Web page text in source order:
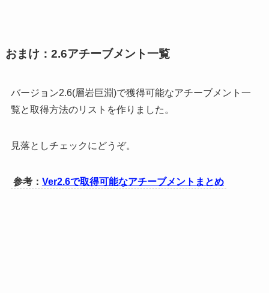
おまけ：2.6アチーブメント一覧
バージョン2.6(層岩巨淵)で獲得可能なアチーブメント一
覧と取得方法のリストを作りました。
見落としチェックにどうぞ。
参考： Ver2.6で取得可能なアチーブメントまとめ